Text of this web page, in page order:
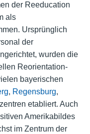
der Reeducation
als
Ursprünglich
der
wurden die
Reorientation-
bayerischen
, Regensburg,
etabliert. Auch
Amerikabildes
im Zentrum der